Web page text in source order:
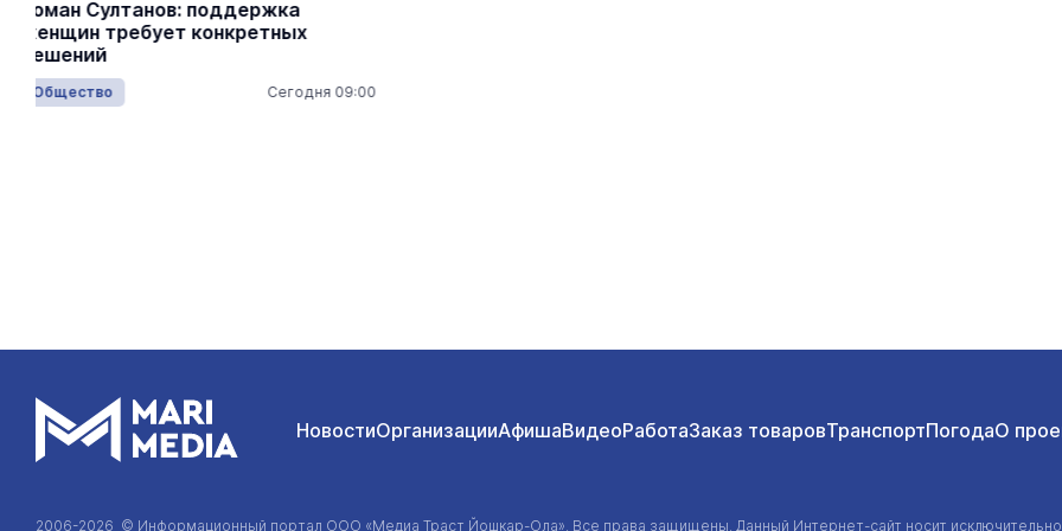
Депутат Госдумы от Марий Эл
Сергей Казанков отчитался об
итогах парламентской пятилетки
Госструктуры Вчера 10:35
НовостиОрганизацииАфишаВидеоРаботаЗаказ товаровТранспортПогодаО
2006-2026 © Информационный портал ООО «Медиа Траст Йошкар-Ола». Все права защищены. Данный Интернет-сайт носит исключительно